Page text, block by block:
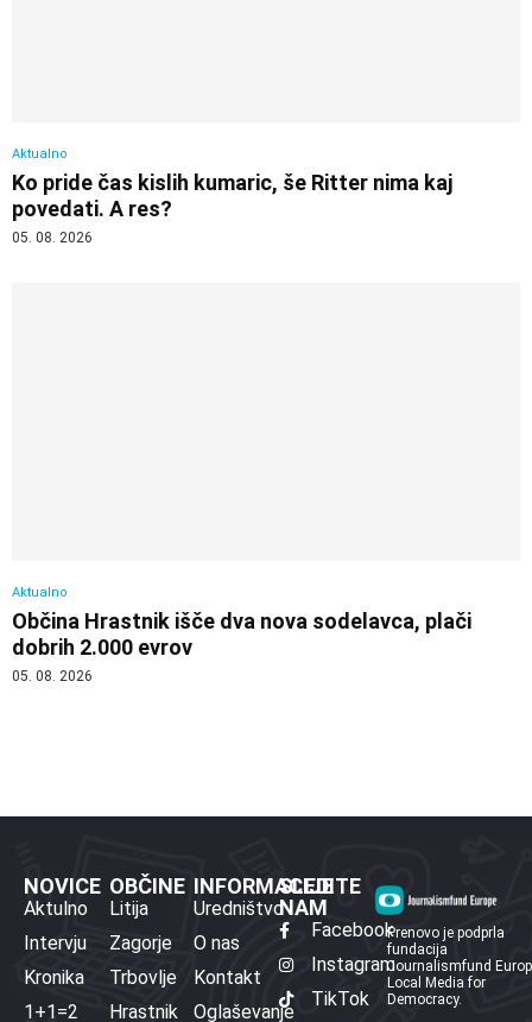
Aktualno
Ko pride čas kislih kumaric, še Ritter nima kaj
povedati. A res?
05. 08. 2026
Aktualno
Občina Hrastnik išče dva nova sodelavca, plači
dobrih 2.000 evrov
05. 08. 2026
NOVICE
Aktulno
Intervju
Kronika
1+1=2
OBČINE
Litija
Zagorje
Trbovlje
Hrastnik
INFORMACIJE
Uredništvo
O nas
Kontakt
Oglaševanje
SLEDITE
NAM
Facebook
Instagram
TikTok
Prenovo je podprla
fundacija
Journalismfund
Local Media for
Democracy.